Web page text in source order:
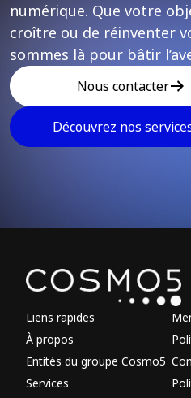
numérique. Que votre
croître ou de réinventer
sommes là pour bâtir
Nous contacter
Découvrez nos
Explorer
Liens rapides
À propos
Entités du groupe Cosmo5
Services